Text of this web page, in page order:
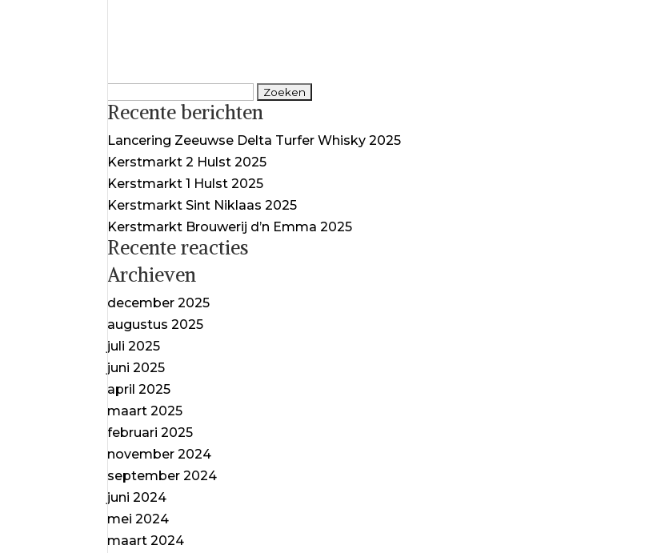
naar:
Recente berichten
Lancering Zeeuwse Delta Turfer Whisky 2025
Kerstmarkt 2 Hulst 2025
Kerstmarkt 1 Hulst 2025
Kerstmarkt Sint Niklaas 2025
Kerstmarkt Brouwerij d’n Emma 2025
Recente reacties
Archieven
december 2025
augustus 2025
juli 2025
juni 2025
april 2025
maart 2025
februari 2025
november 2024
september 2024
juni 2024
mei 2024
maart 2024